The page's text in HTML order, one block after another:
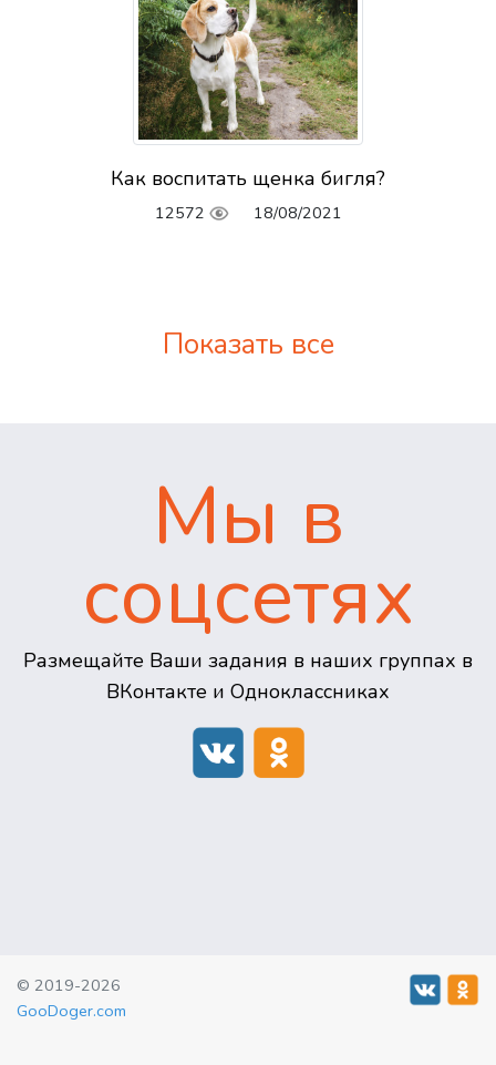
Как воспитать щенка бигля?
12572 18/08/2021
Показать все
Мы в
соцсетях
Размещайте Ваши задания в наших группах в
ВКонтакте и Одноклассниках
© 2019-2026
GooDoger.com